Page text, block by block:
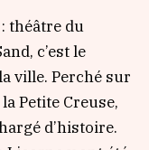
théâtre du
c’est le
ville. Perché sur
Petite Creuse,
d’histoire.